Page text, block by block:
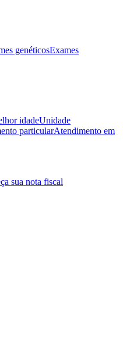
genéticosExames
idadeUnidade
particularAtendimento em
sua nota fiscal